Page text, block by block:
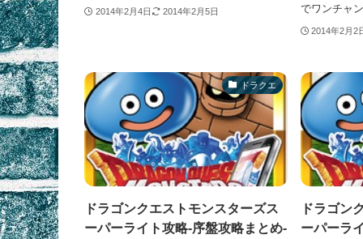
2014年2月4日 2014年2月5日
でワンチャ
2014年2月2
ドラクエ
ドラゴンクエストモンスターズス
ーパーライト攻略-序盤攻略まとめ-
ドラゴン
ーパーラ